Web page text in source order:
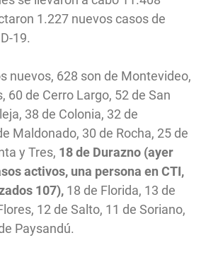
1.227 nuevos casos de
19.
nuevos, 628 son de Montevideo,
60 de Cerro Largo, 52 de San
38 de Colonia, 32 de
Maldonado, 30 de Rocha, 25 de
y Tres, 18 de Durazno (ayer
activos, una persona en CTI,
107), 18 de Florida, 13 de
12 de Salto, 11 de Soriano,
Paysandú.